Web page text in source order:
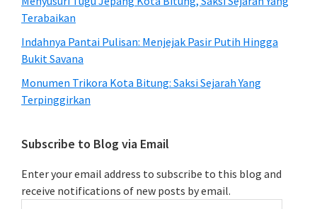
Terabaikan
Indahnya Pantai Pulisan: Menjejak Pasir Putih Hingga
Bukit Savana
Monumen Trikora Kota Bitung: Saksi Sejarah Yang
Terpinggirkan
Subscribe to Blog via Email
Enter your email address to subscribe to this blog and
receive notifications of new posts by email.